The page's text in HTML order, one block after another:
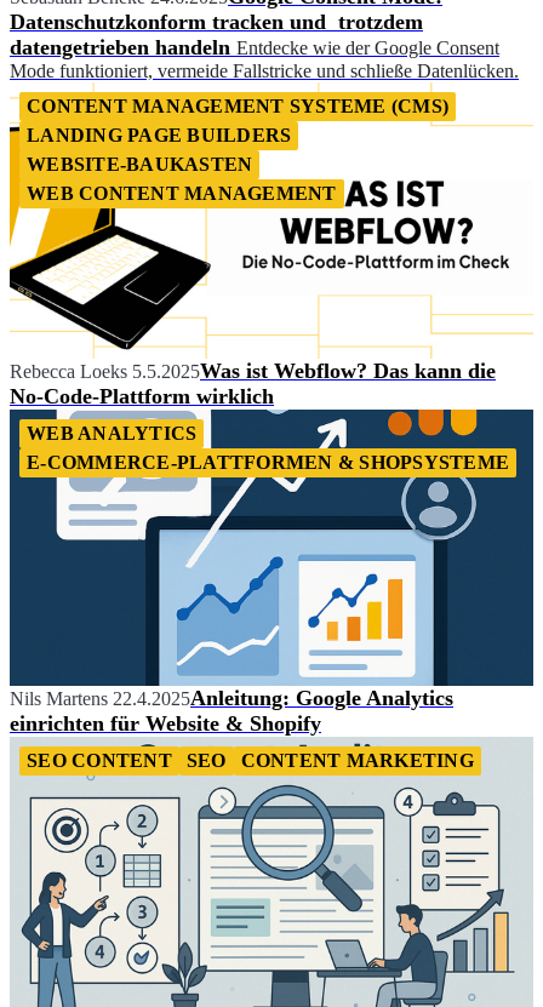
Datenschutzkonform tracken und trotzdem
datengetrieben handeln Entdecke wie der Google Consent
Mode funktioniert, vermeide Fallstricke und schließe Datenlücken.
CONTENT MANAGEMENT SYSTEME (CMS)
LANDING PAGE BUILDERS
WEBSITE-BAUKASTEN
WEB CONTENT MANAGEMENT
Rebecca Loeks 5.5.2025Was ist Webflow? Das kann die
No-Code-Plattform wirklich
WEB ANALYTICS
E-COMMERCE-PLATTFORMEN & SHOPSYSTEME
Nils Martens 22.4.2025Anleitung: Google Analytics
einrichten für Website & Shopify
SEO CONTENT SEO CONTENT MARKETING